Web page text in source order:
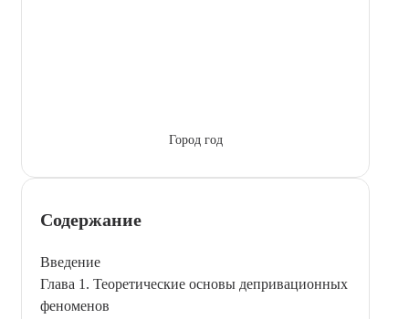
Город год
Содержание
Введение
Глава 1. Теоретические основы депривационных
феноменов